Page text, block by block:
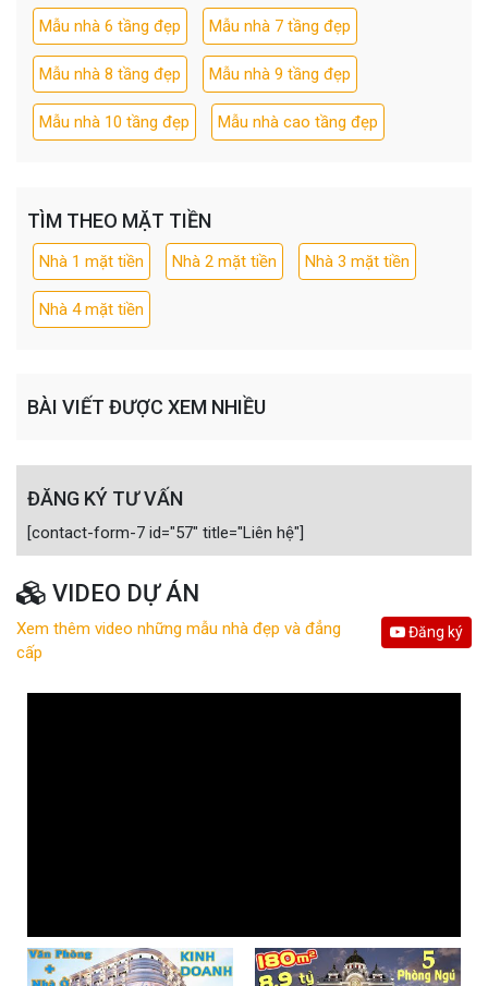
Mẫu nhà 6 tầng đẹp Mẫu nhà 7 tầng đẹp
Mẫu nhà 8 tầng đẹp Mẫu nhà 9 tầng đẹp
Mẫu nhà 10 tầng đẹp Mẫu nhà cao tầng đẹp
TÌM THEO MẶT TIỀN
Nhà 1 mặt tiền Nhà 2 mặt tiền Nhà 3 mặt tiền
Nhà 4 mặt tiền
BÀI VIẾT ĐƯỢC XEM NHIỀU
ĐĂNG KÝ TƯ VẤN
[contact-form-7 id="57" title="Liên hệ"]
VIDEO DỰ ÁN
Xem thêm video những mẫu nhà đẹp và đẳng
cấp
Đăng ký